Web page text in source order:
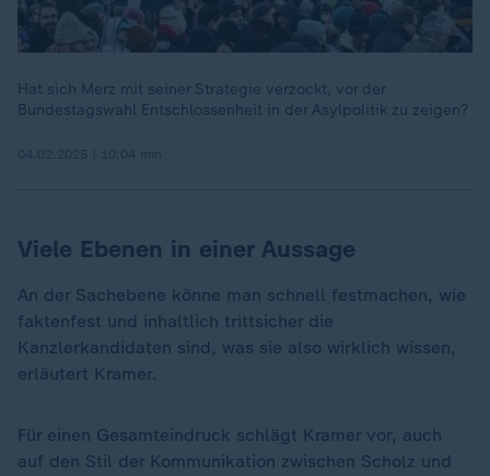
Hat sich Merz mit seiner Strategie verzockt, vor der
Bundestagswahl Entschlossenheit in der Asylpolitik zu zeigen?
Viele Ebenen in einer Aussage
An der Sachebene könne man schnell festmachen, wie
faktenfest und inhaltlich trittsicher die
Kanzlerkandidaten sind, was sie also wirklich wissen,
erläutert Kramer.
Für einen Gesamteindruck schlägt Kramer vor, auch
auf den Stil der Kommunikation zwischen Scholz und